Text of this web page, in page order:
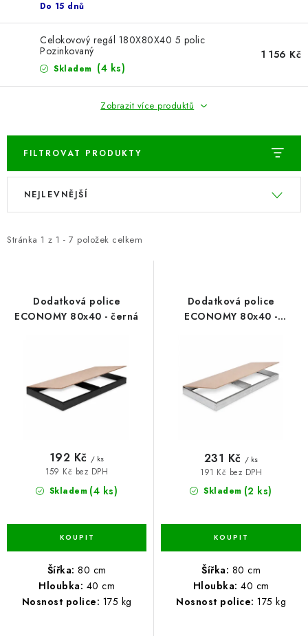
PARKOVACÍ BLOKÁDY
AKCE A SLEVY
ČASTO KLADENÉ DOTAZY
B2B - VELKOOBCHOD
BLOG
Hodnocení obchodu
Odstoupení od kupní smlouvy
Často kladené dotazy
Obchodní a dodací podmínky
Ochrana osobních údajú
Do 15 dnů
Celokovový regál 180X80X40 5 polic
Pozinkovaný
Skladem (4 ks)
1 156 Kč
Zobrazit více produktů
FILTROVAT PRODUKTY
V
i
o
Stránka 1 z 1 - 7 položek celkem
Ř
e
NEJLEVNĚJŠÍ
Dodatková police
ECONOMY 80x40 - černá
Skladem (4 ks)
159 Kč bez DPH
192 Kč / ks
Šířka: 80 cm
Hloubka: 40 cm
Nosnost police: 175 kg
Dodatková police
ECONOMY 80x40 -
Skladem (2 ks)
191 Kč bez DPH
231 Kč / ks
Šířka: 80 cm
Hloubka: 40 cm
Nosnost police: 175 kg